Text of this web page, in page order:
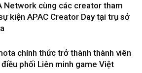
Network cùng các creator tham
kiện APAC Creator Day tại trụ sở
chính thức trở thành thành viên
điều phối Liên minh game Việt